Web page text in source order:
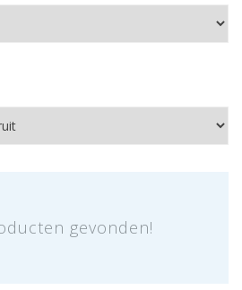
gevonden!